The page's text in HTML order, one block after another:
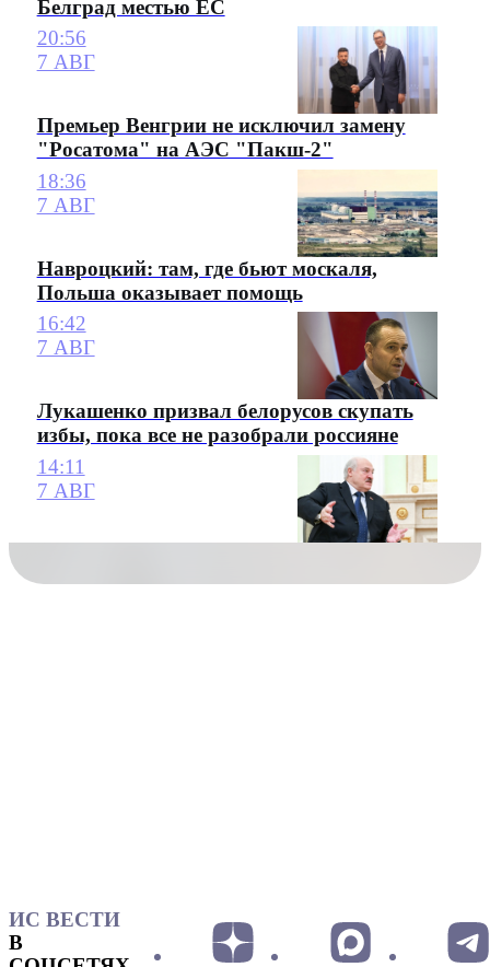
Белград местью ЕС
20:56
7 АВГ
Премьер Венгрии не исключил замену
"Росатома" на АЭС "Пакш-2"
18:36
7 АВГ
Навроцкий: там, где бьют москаля,
Польша оказывает помощь
16:42
7 АВГ
Лукашенко призвал белорусов скупать
избы, пока все не разобрали россияне
14:11
7 АВГ
ИС ВЕСТИ
В